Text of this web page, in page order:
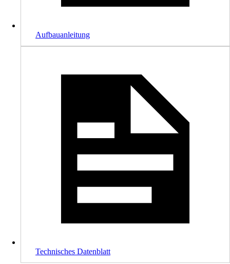
Aufbauanleitung
Technisches Datenblatt